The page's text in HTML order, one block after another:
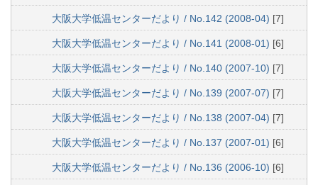
大阪大学低温センターだより / No.142 (2008-04) [7]
大阪大学低温センターだより / No.141 (2008-01) [6]
大阪大学低温センターだより / No.140 (2007-10) [7]
大阪大学低温センターだより / No.139 (2007-07) [7]
大阪大学低温センターだより / No.138 (2007-04) [7]
大阪大学低温センターだより / No.137 (2007-01) [6]
大阪大学低温センターだより / No.136 (2006-10) [6]